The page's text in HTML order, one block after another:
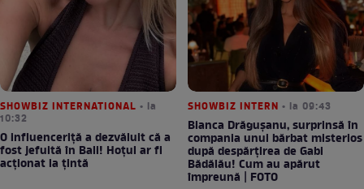
SHOWBIZ INTERNATIONAL • la
10:32
O influenceriță a dezvăluit că a
fost jefuită în Bali! Hoțul ar fi
acționat la țintă
SHOWBIZ INTERN • la 09:43
Bianca Drăgușanu, surprinsă în
compania unui bărbat misterios
după despărțirea de Gabi
Bădălău! Cum au apărut
împreună | FOTO